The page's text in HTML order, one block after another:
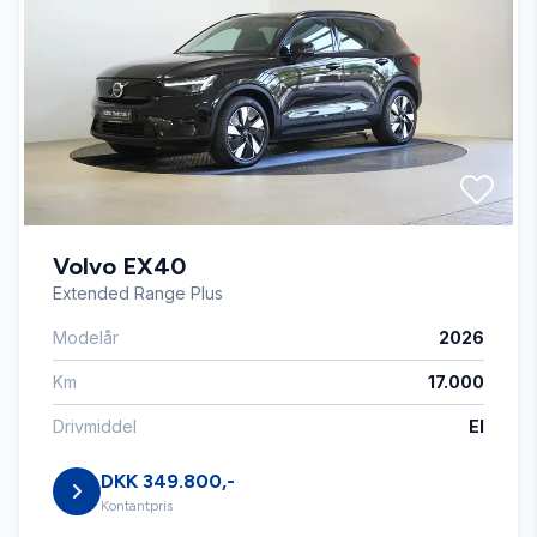
Auto nedblændelig bakspejl
Auto. start/stop
Automatisk fjernlys
Automatisk lys
Automatisk nødbremse
Bakkamera
Volvo EX40
Extended Range Plus
Modelår 2026
Km 17.000
Drivmiddel El
DKK 349.800,-
Kontantpris